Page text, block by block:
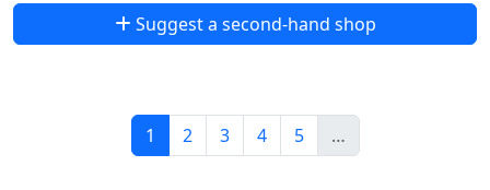
Suggest a second-hand shop
1 2 3 4 5 …